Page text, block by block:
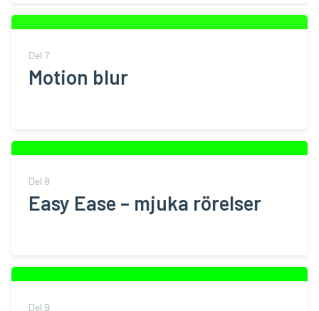
Del 7
Motion blur
Del 8
Easy Ease – mjuka rörelser
Del 9